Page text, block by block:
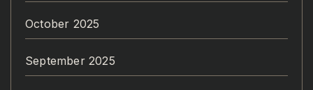
October 2025
September 2025